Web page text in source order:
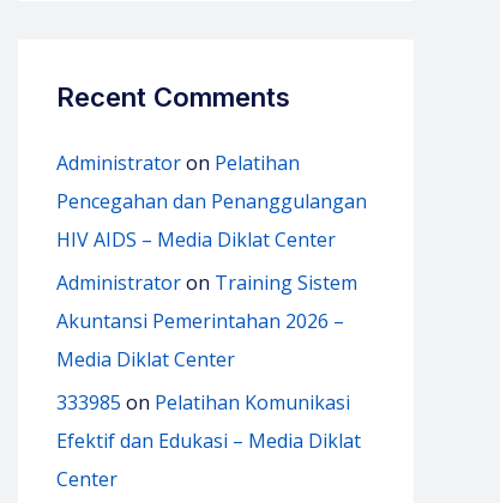
Recent Comments
Administratoron Pelatihan
Pencegahan dan Penanggulangan
HIV AIDS – Media Diklat Center
Administratoron Training Sistem
Akuntansi Pemerintahan 2026 –
Media Diklat Center
333985 on Pelatihan Komunikasi
Efektif dan Edukasi – Media Diklat
Center